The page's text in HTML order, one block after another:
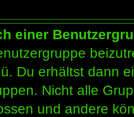
einer
Du erhältst dann
Nicht alle
und andere